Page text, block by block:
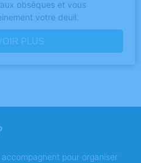
obsèques et vous
votre deuil.
PLUS
accompagnent pour organiser